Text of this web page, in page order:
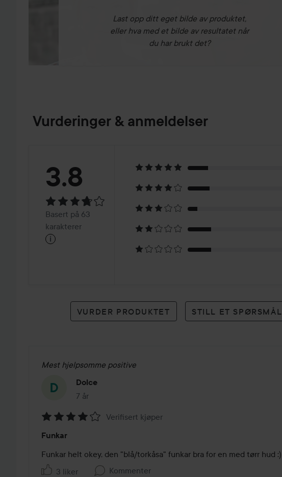
Last opp ditt eget bilde av produktet,
eller hva med et bilde av resultatet når
du har brukt det?
Vurderinger & anmeldelser
Vurdering:
3.8Basert
på
karakterer
3.8
Basert på 63
karakterer
i
VURDER PRODUKTET STILL ET SPØRSMÅL
Mest hjelpsomme positive
Dolce
7 år
Innlegget ble opprettet 7 år
4
av
5
Verifisert kjøper
Funkar
Funkar helt okey, den "blå/torkåsa" funkar bra for en med tørr hud :)
3 liker
Kommenter